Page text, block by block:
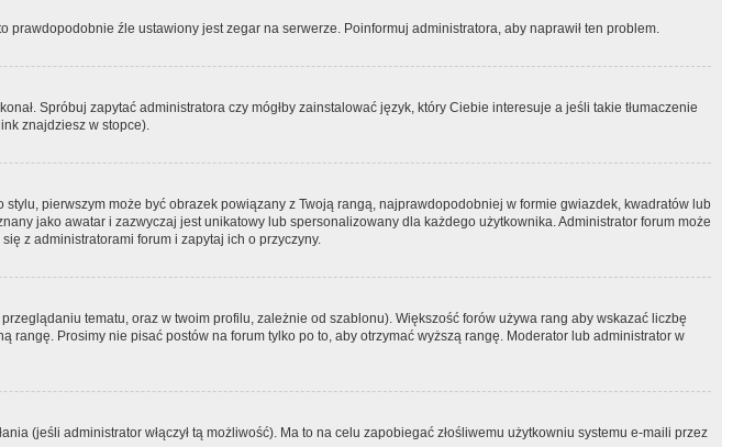
źle ustawiony jest zegar na serwerze. Poinformuj administratora, aby naprawił ten problem.
Spróbuj zapytać administratora czy mógłby zainstalować język, który Ciebie interesuje a jeśli takie tłumaczenie
znajdziesz w stopce).
pierwszym może być obrazek powiązany z Twoją rangą, najprawdopodobniej w formie gwiazdek, kwadratów lub
jako awatar i zazwyczaj jest unikatowy lub spersonalizowany dla każdego użytkownika. Administrator forum może
z administratorami forum i zapytaj ich o przyczyny.
tematu, oraz w twoim profilu, zależnie od szablonu). Większość forów używa rang aby wskazać liczbę
Prosimy nie pisać postów na forum tylko po to, aby otrzymać wyższą rangę. Moderator lub administrator w
(jeśli administrator włączył tą możliwość). Ma to na celu zapobiegać złośliwemu użytkowniu systemu e-maili przez